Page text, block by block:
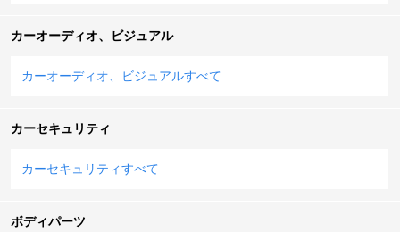
カーオーディオ、ビジュアル
カーオーディオ、ビジュアルすべて
カーセキュリティ
カーセキュリティすべて
ボディパーツ